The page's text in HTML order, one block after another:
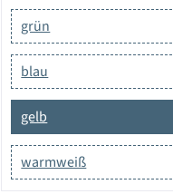
grün
blau
gelb
warmweiß